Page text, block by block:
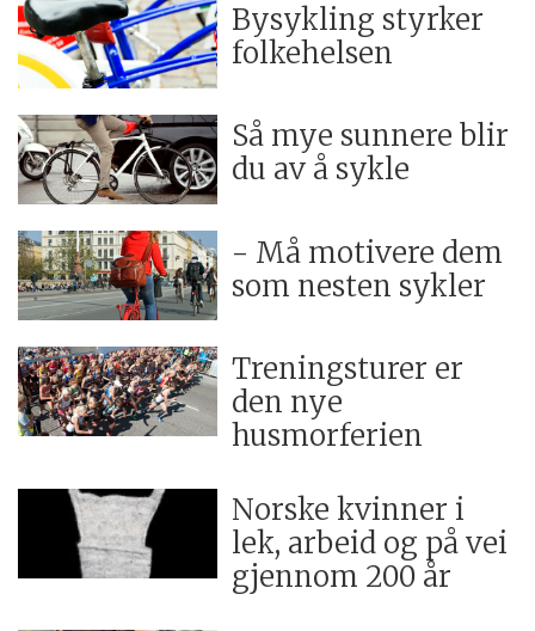
Bysykling styrker
folkehelsen
Så mye sunnere blir
du av å sykle
- Må motivere dem
som nesten sykler
Treningsturer er
den nye
husmorferien
Norske kvinner i
lek, arbeid og på vei
gjennom 200 år